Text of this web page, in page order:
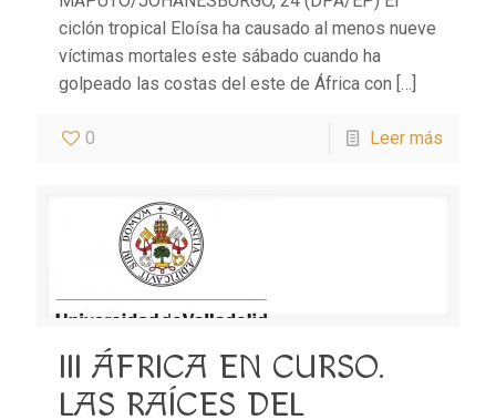
ciclón tropical Eloísa ha causado al menos nueve
víctimas mortales este sábado cuando ha
golpeado las costas del este de África con […]
0 Leer más
III ÁFRICA EN CURSO.
LAS RAÍCES DEL